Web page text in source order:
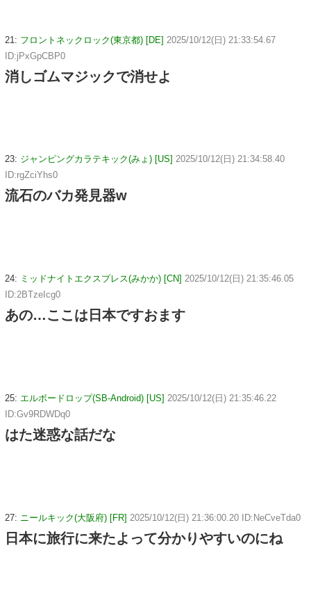
21: フロントネックロック(東京都) [DE] 2025/10/12(日) 21:33:54.67
ID:jPxGpCBP0
消しゴムマジックで消せよ
23: ジャンピングカラテキック(みょ) [US] 2025/10/12(日) 21:34:58.40
ID:rgZciYhs0
流石のバカ発見器w
24: ミッドナイトエクスプレス(みかか) [CN] 2025/10/12(日) 21:35:46.05
ID:2BTzeIcg0
あの…ここは日本ですおます
25: エルボードロップ(SB-Android) [US] 2025/10/12(日) 21:35:46.22
ID:Gv9RDWDq0
はた迷惑な話だな
27: ニールキック(大阪府) [FR] 2025/10/12(日) 21:36:00.20 ID:NeCveTda0
日本に旅行に来たよって分かりやすいのにね